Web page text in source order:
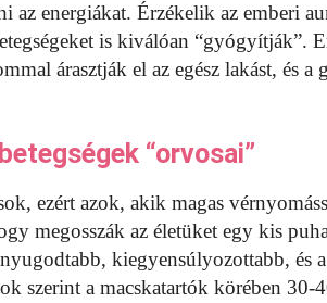
az energiákat. Érzékelik az emberi
is kiválóan “gyógyítják”.
árasztják el az egész lakást, és a
“orvosai”
ezért azok, akik magas
megosszák az életüket egy kis
kiegyensúlyozottabb, és
szerint a macskatartók körében